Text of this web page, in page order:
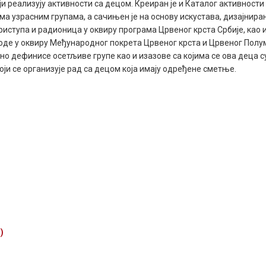
реализују активности са децом. Креиран је и Каталог активности
узрасним групама, а сачињен је на основу искустава,
и радионица у оквиру програма Црвеног крста Србије, као
у оквиру Међународног покрета Црвеног крста и Црвеног
дефинисе осетљиве групе као и изазове са којима се ова деца
се организује рад са децом која имају одређене сметње.